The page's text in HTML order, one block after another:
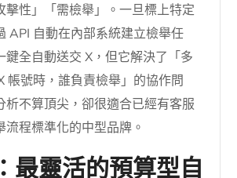
擊性」「需檢舉」。一旦標上特定
API 自動在內部系統建立檢舉任
鍵全自動送交 X，但它解決了「多
帳號時，誰負責檢舉」的協作問
析不算頂尖，卻很適合已經有客服
流程標準化的中型品牌。